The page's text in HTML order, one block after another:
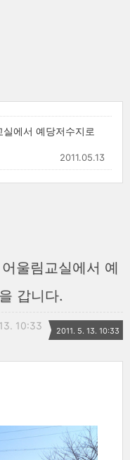
에서 예당저수지로
2011.05.13
울림교실에서 예
갑니다.
10:33 2011. 5. 13. 10:33